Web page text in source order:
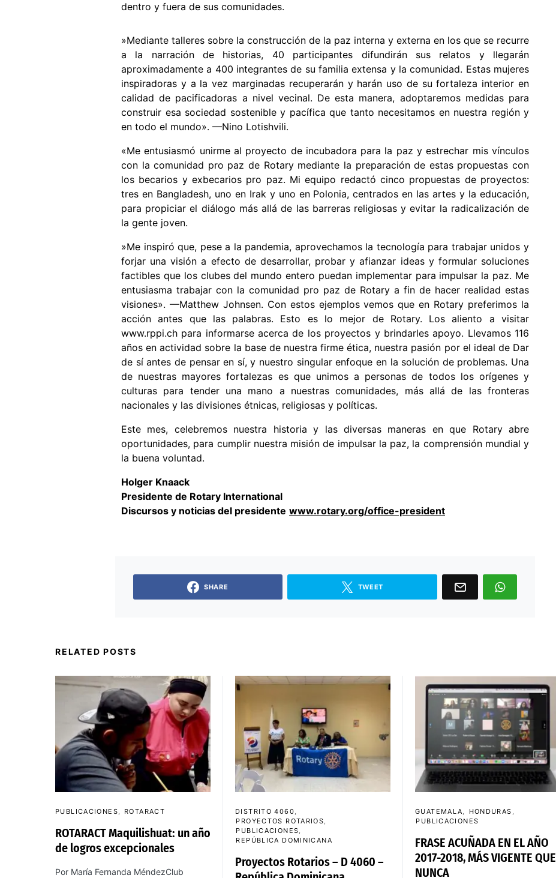
dentro y fuera de sus comunidades.
»Mediante talleres sobre la construcción de la paz interna y externa en los que se recurre
a la narración de historias, 40 participantes difundirán sus relatos y llegarán
aproximadamente a 400 integrantes de su familia extensa y la comunidad. Estas mujeres
inspiradoras y a la vez marginadas recuperarán y harán uso de su fortaleza interior en
calidad de pacificadoras a nivel vecinal. De esta manera, adoptaremos medidas para
construir esa sociedad sostenible y pacífica que tanto necesitamos en nuestra región y
en todo el mundo». —Nino Lotishvili.
«Me entusiasmó unirme al proyecto de incubadora para la paz y estrechar mis vínculos
con la comunidad pro paz de Rotary mediante la preparación de estas propuestas con
los becarios y exbecarios pro paz. Mi equipo redactó cinco propuestas de proyectos:
tres en Bangladesh, uno en Irak y uno en Polonia, centrados en las artes y la educación,
para propiciar el diálogo más allá de las barreras religiosas y evitar la radicalización de
la gente joven.
»Me inspiró que, pese a la pandemia, aprovechamos la tecnología para trabajar unidos y
forjar una visión a efecto de desarrollar, probar y afianzar ideas y formular soluciones
factibles que los clubes del mundo entero puedan implementar para impulsar la paz. Me
entusiasma trabajar con la comunidad pro paz de Rotary a fin de hacer realidad estas
visiones». —Matthew Johnsen. Con estos ejemplos vemos que en Rotary preferimos la
acción antes que las palabras. Esto es lo mejor de Rotary. Los aliento a visitar
www.rppi.ch para informarse acerca de los proyectos y brindarles apoyo. Llevamos 116
años en actividad sobre la base de nuestra firme ética, nuestra pasión por el ideal de Dar
de sí antes de pensar en sí, y nuestro singular enfoque en la solución de problemas. Una
de nuestras mayores fortalezas es que unimos a personas de todos los orígenes y
culturas para tender una mano a nuestras comunidades, más allá de las fronteras
nacionales y las divisiones étnicas, religiosas y políticas.
Este mes, celebremos nuestra historia y las diversas maneras en que Rotary abre
oportunidades, para cumplir nuestra misión de impulsar la paz, la comprensión mundial y
la buena voluntad.
Holger Knaack
Presidente de Rotary International
Discursos y noticias del presidente www.rotary.org/office-president
SHARE TWEET
RELATED POSTS
PUBLICACIONES ROTARACT
ROTARACT Maquilishuat: un año
de logros excepcionales
Por María Fernanda MéndezClub
DISTRITO 4060
PROYECTOS ROTARIOS
PUBLICACIONES
REPÚBLICA DOMINICANA
Proyectos Rotarios – D 4060 –
GUATEMALA
HONDURAS
PUBLICACIONES
FRASE ACUÑADA EN EL AÑO
2017-2018, MÁS VIGENTE QUE
NUNCA